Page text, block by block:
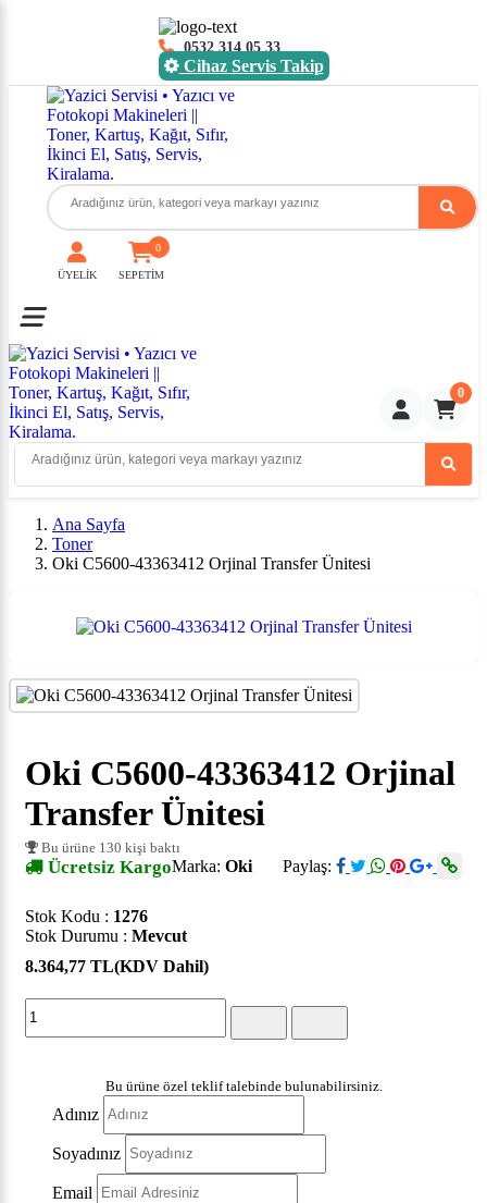
0532 314 05 33
Cihaz Servis Takip
ÜYELİK SEPETİM
0
Toggle mobile menu
0
Ana Sayfa
Toner
Oki C5600-43363412 Orjinal Transfer Ünitesi
Oki C5600-43363412 Orjinal
Transfer Ünitesi
Bu ürüne 130 kişi baktı
Ücretsiz Kargo Paylaş:
Marka: Oki
Stok Kodu : 1276
Stok Durumu : Mevcut
8.364,77 TL(KDV Dahil)
Bu ürüne özel teklif talebinde bulunabilirsiniz.
Adınız
Soyadınız
Email